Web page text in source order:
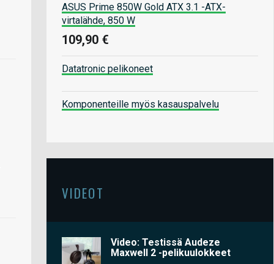
ASUS Prime 850W Gold ATX 3.1 -ATX-
virtalähde, 850 W
109,90 €
Datatronic pelikoneet
Komponenteille myös kasauspalvelu
VIDEOT
Video: Testissä Audeze
Maxwell 2 -pelikuulokkeet